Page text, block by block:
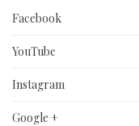
Facebook
YouTube
Instagram
Google +